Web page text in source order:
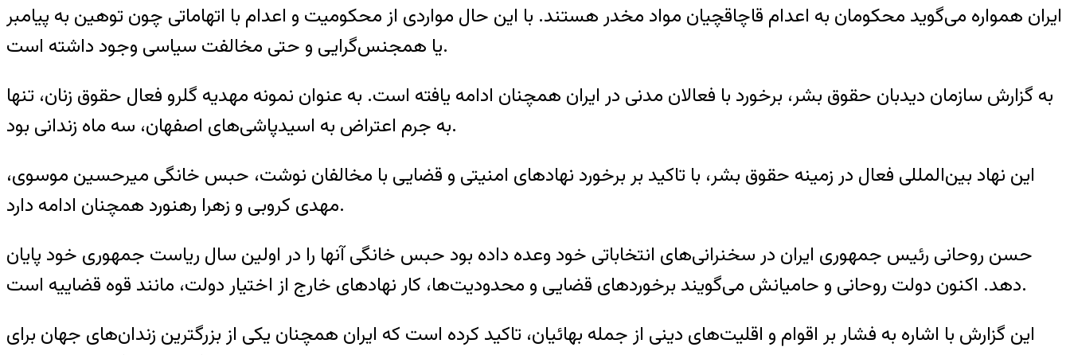
ایران همواره می‌گوید محکومان به اعدام قاچاقچیان مواد مخدر هستند. با این حال مواردی از محکومیت و اعدام با اتهاماتی چون توهین به پیامبر
یا همجنس‌گرایی و حتی مخالفت سیاسی وجود داشته است.
به گزارش سازمان دیدبان حقوق بشر، برخورد با فعالان مدنی در ایران همچنان ادامه یافته است. به عنوان نمونه مهدیه گلرو فعال حقوق زنان، تنها
به جرم اعتراض به اسیدپاشی‌های اصفهان، سه ماه زندانی بود.
این نهاد بین‌المللی فعال در زمینه حقوق بشر، با تاکید بر برخورد نهادهای امنیتی و قضایی با مخالفان نوشت، حبس خانگی میرحسین موسوی،
مهدی کروبی و زهرا رهنورد همچنان ادامه دارد.
حسن روحانی رئیس جمهوری ایران در سخنرانی‌های انتخاباتی خود وعده داده بود حبس خانگی آنها را در اولین سال ریاست جمهوری خود پایان
دهد. اکنون دولت روحانی و حامیانش می‌گویند برخوردهای قضایی و محدودیت‌ها، کار نهادهای خارج از اختیار دولت، مانند قوه قضاییه است.
این گزارش با اشاره به فشار بر اقوام و اقلیت‌های دینی از جمله بهائیان، تاکید کرده است که ایران همچنان یکی از بزرگترین زندان‌های جهان برای